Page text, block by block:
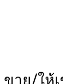
ขาย/ให้